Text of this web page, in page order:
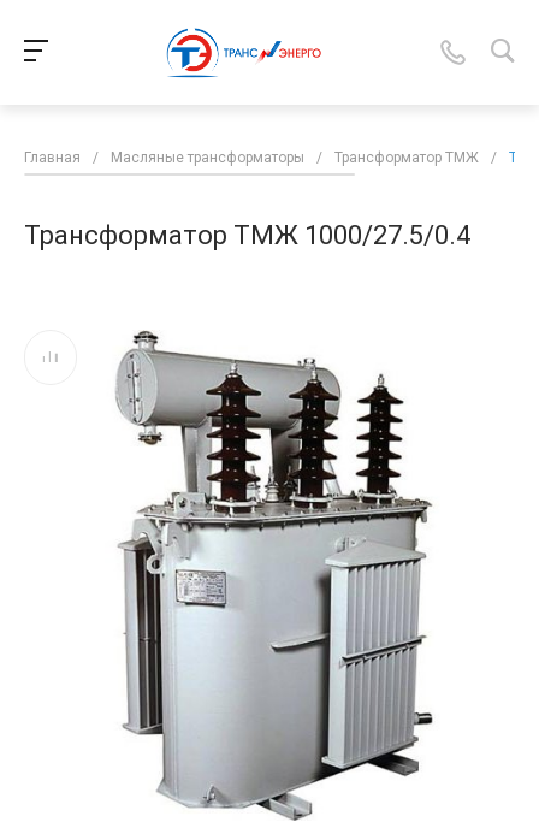
Главная / Масляные трансформаторы / Трансформатор ТМЖ /
Трансформатор ТМЖ 1000/27.5/0.4